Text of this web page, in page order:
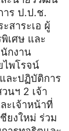
าร ป.ป.ช.
สาระเอ ผู้
เศษ และ
กงาน
ไพโรจน์
ละปฏิบัติการ
นฯ 2 เจ้า
ะเจ้าหน้าที่
ยงใหม่ ร่วม